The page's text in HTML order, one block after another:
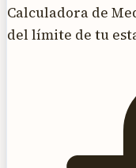
Calculadora de
del límite de tu